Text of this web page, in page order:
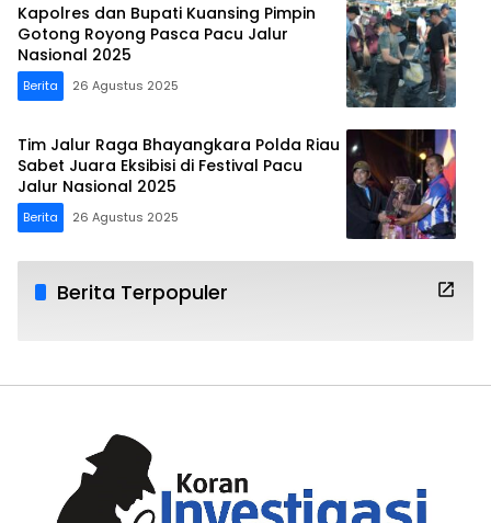
Kapolres dan Bupati Kuansing Pimpin
Gotong Royong Pasca Pacu Jalur
Nasional 2025
Berita 26 Agustus 2025
Tim Jalur Raga Bhayangkara Polda Riau
Sabet Juara Eksibisi di Festival Pacu
Jalur Nasional 2025
Berita 26 Agustus 2025
Berita Terpopuler